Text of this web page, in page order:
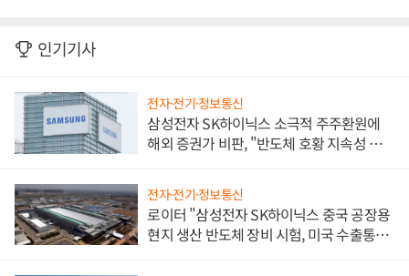
인기기사
전자·전기·정보통신
삼성전자 SK하이닉스 소극적 주주환원에
해외 증권가 비판, "반도체 호황 지속성 의
전자·전기·정보통신
로이터 "삼성전자 SK하이닉스 중국 공장용
현지 생산 반도체 장비 시험, 미국 수출통제